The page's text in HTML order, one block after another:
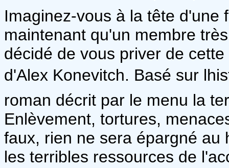
Imaginez-vous à la tête d'une
maintenant qu'un membre
décidé de vous priver de
d'Alex Konevitch. Basé sur
roman décrit par le menu la
Enlèvement, tortures,
faux, rien ne sera épargné au
les terribles ressources de